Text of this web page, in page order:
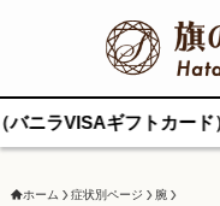
ード）、PayPayデジ
ホーム 症状別ページ 腕